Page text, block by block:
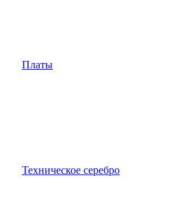
Платы
Техническое серебро